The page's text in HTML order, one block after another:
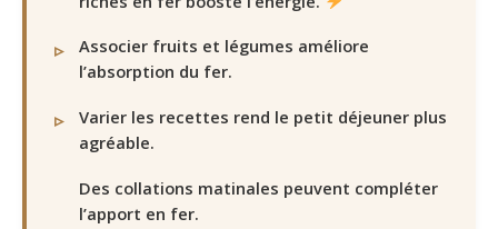
Associer fruits et légumes améliore
l’absorption du fer.
Varier les recettes rend le petit déjeuner plus
agréable.
Des collations matinales peuvent compléter
l’apport en fer.